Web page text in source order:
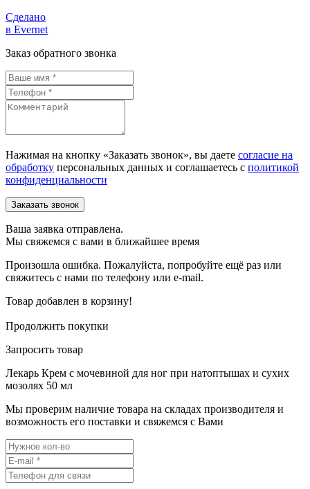
Сделано
в Evernet
Заказ обратного звонка
Нажимая на кнопку «Заказать звонок», вы даете согласие на
обработку персональных данных и соглашаетесь c политикой
конфиденциальности
Ваша заявка отправлена.
Мы свяжемся с вами в ближайшее время
Произошла ошибка. Пожалуйста, попробуйте ещё раз или
свяжитесь с нами по телефону или e-mail.
Товар добавлен в корзину!
Продолжить покупки
Запросить товар
Лекарь Крем с мочевиной для ног при натоптышах и сухих
мозолях 50 мл
Мы проверим наличие товара на складах производителя и
возможность его поставки и свяжемся с Вами